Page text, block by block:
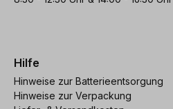
Hilfe
Hinweise zur Batterieentsorgung
Hinweise zur Verpackung